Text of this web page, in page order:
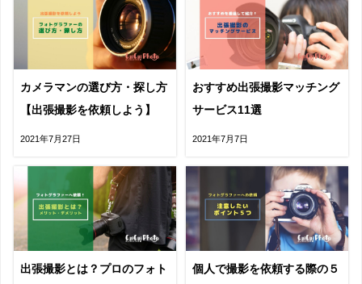
カメラマンの選び方・探し方
【出張撮影を依頼しよう】
2021年7月27日
おすすめ出張撮影マッチング
サービス11選
2021年7月7日
出張撮影とは？プロのフォト
個人で撮影を依頼する際の５